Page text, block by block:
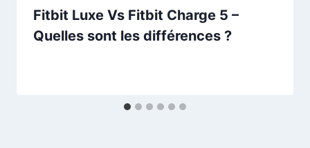
Fitbit Luxe Vs Fitbit Charge 5 –
Quelles sont les différences ?